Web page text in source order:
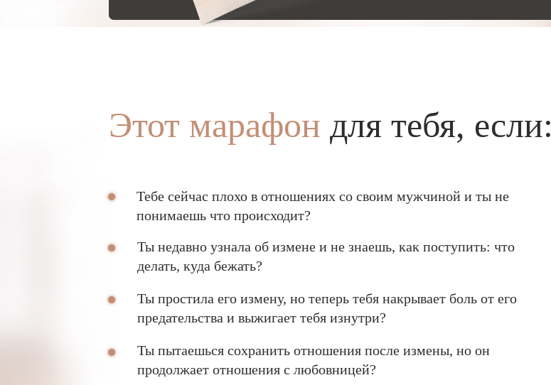
Этот марафон для тебя, если:
Ты недавно узнала об измене и не знаешь, как поступить: что
делать, куда бежать?
Ты простила его измену, но теперь тебя накрывает боль от его
предательства и выжигает тебя изнутри?
Ты пытаешься сохранить отношения после измены, но он
продолжает отношения с любовницей?
Тебе сейчас плохо в отношениях со своим мужчиной и ты не
понимаешь что происходит?